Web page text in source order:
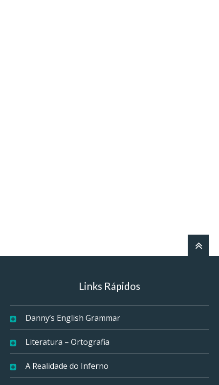
Links Rápidos
Danny’s English Grammar
Literatura – Ortografia
A Realidade do Inferno